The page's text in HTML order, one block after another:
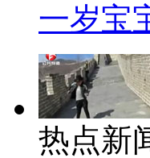
一岁宝
热点新